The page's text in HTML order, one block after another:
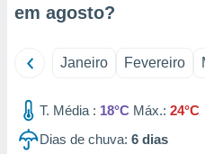
num
para
em agosto?
Janeiro Fevereiro
T. Média : 18°C Máx.: 24°C
Dias de chuva: 6 dias